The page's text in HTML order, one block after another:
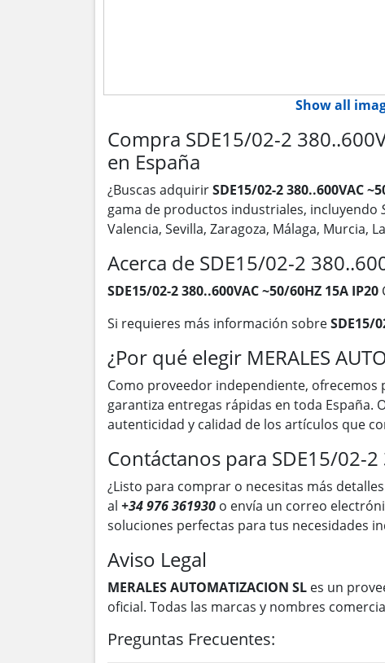
Show all
Compra SDE15/02-2
en España
¿Buscas adquirirSDE15/02-2 380..600VAC
gama de productos industriales, incluyendo
Valencia, Sevilla, Zaragoza, Málaga,
Acerca de SDE15/02-2
SDE15/02-2 380..600VAC ~50/60HZ 15A IP20
Si requieres más información sobreSDE15/
¿Por qué elegir MERALES
Como proveedor independiente,
garantiza entregas rápidas en toda
autenticidad y calidad de los artículos que
Contáctanos para SDE15/02-
¿Listo para comprar o necesitas más
al +34 976 361930 o envía un correo
soluciones perfectas para tus necesidades
Aviso Legal
MERALES AUTOMATIZACION SL es un
oficial. Todas las marcas y nombres
Preguntas Frecuentes: